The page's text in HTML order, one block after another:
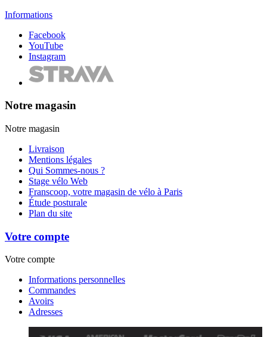
Informations
Facebook
YouTube
Instagram
Notre magasin
Notre magasin
Livraison
Mentions légales
Qui Sommes-nous ?
Stage vélo Web
Franscoop, votre magasin de vélo à Paris
Étude posturale
Plan du site
Votre compte
Votre compte
Informations personnelles
Commandes
Avoirs
Adresses